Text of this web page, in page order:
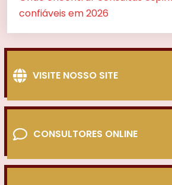
confiáveis em 2026
VISITE NOSSO SITE
CONSULTORES ONLINE